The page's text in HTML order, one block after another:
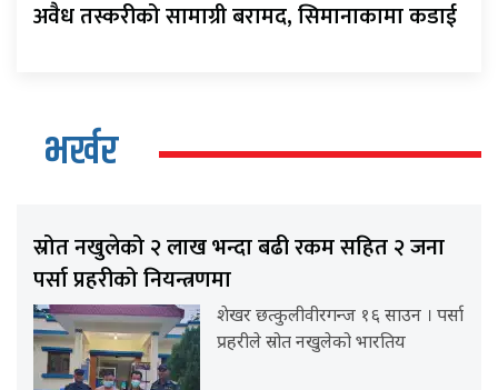
अवैध तस्करीको सामाग्री बरामद, सिमानाकामा कडाई
भर्खर
स्रोत नखुलेको २ लाख भन्दा बढी रकम सहित २ जना
पर्सा प्रहरीको नियन्त्रणमा
शेखर छत्कुलीवीरगन्ज १६ साउन । पर्सा
प्रहरीले स्रोत नखुलेको भारतिय